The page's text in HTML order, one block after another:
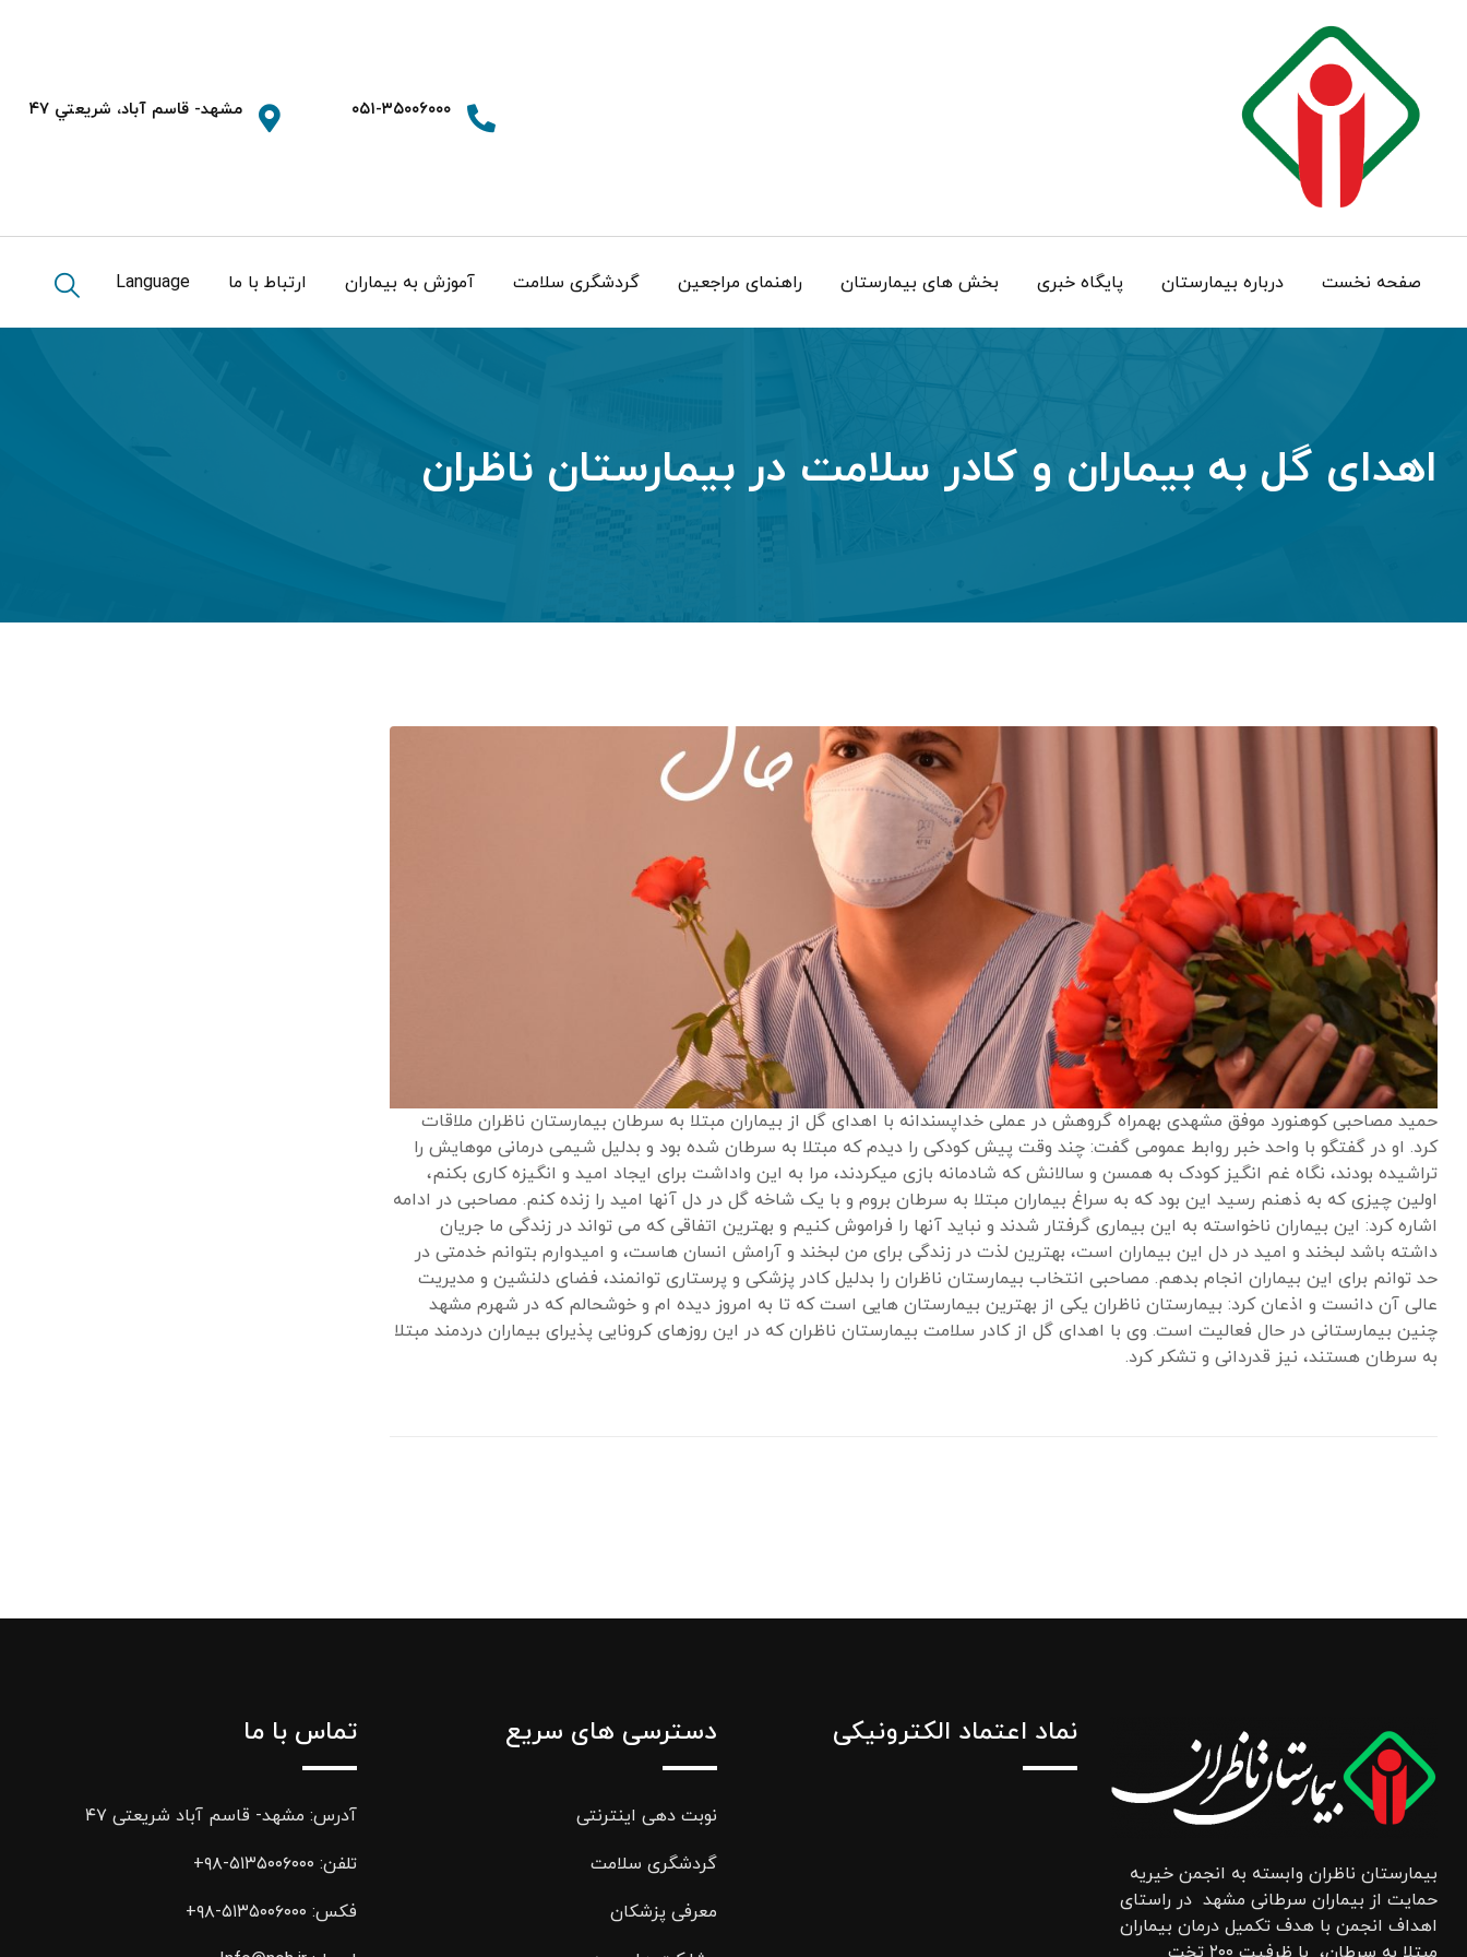
۰۵۱-۳۵۰۰۶۰۰۰ مشهد- قاسم آباد، شريعتي ۴۷
صفحه نخست درباره بيمارستان پایگاه خبری بخش های بیمارستان راهنمای مراجعین گردشگری سلامت آموزش به بیماران ارتباط با ما Language
اهدای گل به بیماران و کادر سلامت در بیمارستان ناظران
حمید مصاحبی کوهنورد موفق مشهدی بهمراه گروهش در عملی خداپسندانه با اهدای گل از بیماران مبتلا به سرطان بیمارستان ناظران ملاقات
کرد. او در گفتگو با واحد خبر روابط عمومی گفت: چند وقت پیش کودکی را دیدم که مبتلا به سرطان شده بود و بدلیل شیمی درمانی موهایش را
تراشیده بودند، نگاه غم انگیز کودک به همسن و سالانش که شادمانه بازی میکردند، مرا به این واداشت برای ایجاد امید و انگیزه کاری بکنم،
اولین چیزی که به ذهنم رسید این بود که به سراغ بیماران مبتلا به سرطان بروم و با یک شاخه گل در دل آنها امید را زنده کنم. مصاحبی در ادامه
اشاره کرد: این بیماران ناخواسته به این بیماری گرفتار شدند و نباید آنها را فراموش کنیم و بهترین اتفاقی که می تواند در زندگی ما جریان
داشته باشد لبخند و امید در دل این بیماران است، بهترین لذت در زندگی برای من لبخند و آرامش انسان هاست، و امیدوارم بتوانم خدمتی در
حد توانم برای این بیماران انجام بدهم. مصاحبی انتخاب بیمارستان ناظران را بدلیل کادر پزشکی و پرستاری توانمند، فضای دلنشین و مدیریت
عالی آن دانست و اذعان کرد: بیمارستان ناظران یکی از بهترین بیمارستان هایی است که تا به امروز دیده ام و خوشحالم که در شهرم مشهد
چنین بیمارستانی در حال فعالیت است. وی با اهدای گل از کادر سلامت بیمارستان ناظران که در این روزهای کرونایی پذیرای بیماران دردمند مبتلا
به سرطان هستند، نیز قدردانی و تشکر کرد.
بیمارستان ناظران وابسته به انجمن خیریه
حمایت از بیماران سرطانی مشهد در راستای
اهداف انجمن با هدف تکمیل درمان بیماران
نماد اعتماد الکترونیکی دسترسی های سریع
نوبت دهی اینترنتی
گردشگری سلامت
معرفی پزشکان
تماس با ما
آدرس: مشهد- قاسم آباد شریعتی ۴۷
تلفن: ۵۱۳۵۰۰۶۰۰۰-۹۸+
فکس: ۵۱۳۵۰۰۶۰۰۰-۹۸+